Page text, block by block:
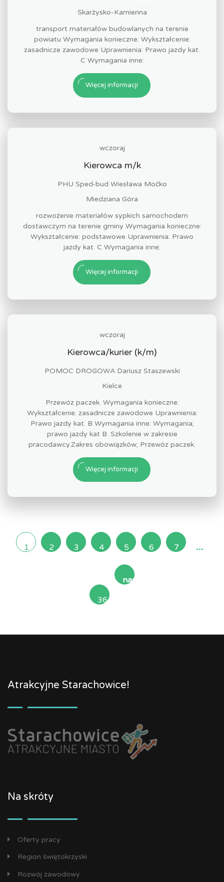
Skarżysko-Kamienna
transport materiałów budowlanych na terenie
powiatu Wymagania konieczne: Wykształcenie:
zasadnicze zawodowe Uprawnienia: Prawo jazdy kat.
C Wymagania inne:
Więcej informacji
wczoraj
Kierowca m/k
PHU Sped-bud Wiesława Moćko
Miedziana Góra
rozwożenie materiałów sypkich samochodem
dostawczym na terenie gminy Wymagania konieczne:
Wykształcenie: podstawowe Uprawnienia: Prawo
jazdy kat. C Wymagania inne:
Więcej informacji
wczoraj
Kierowca/kurier (k/m)
POMOC DROGOWA Dariusz Staszewski
Kielce
Przewóz paczek. Wymagania konieczne:
Wykształcenie: zasadnicze zawodowe Uprawnienia:
Prawo jazdy kat. B Wymagania inne: Wymagania;
prawo jazdy kat B. Szkolenie w zakresie
pracodawcy.Zakres obowiązków; Przewóz paczek.
Więcej informacji
1 2 3 4 5 6 7 ...
36
następna
Atrakcyjne Starachowice!
Na skróty
Oferty pracy
Region świętokrzyski
Rozwój zawodowy